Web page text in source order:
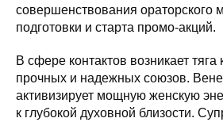
совершенствования ораторского
подготовки и старта промо-акций.
В сфере контактов возникает
прочных и надежных союзов.
активизирует мощную женскую
к глубокой духовной близости.